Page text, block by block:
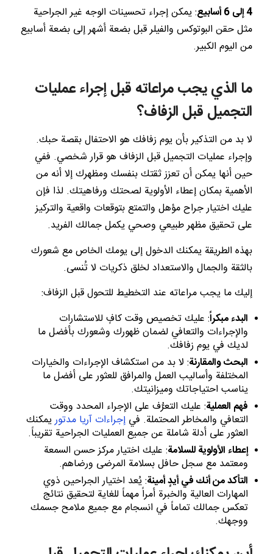
4 إلى 6 أسابيع
: يمكن إجراء تحسينات الوجه غير الجراحية
مثل حقن البوتوكس والفيلر قبل بضعة أشهر إلى بضعة أسابيع
من اليوم الكبير.
ما الذي يجب مراعاته قبل إجراء عمليات
التجميل قبل الزفاف؟
لا بد من التذكير بأن يوم زفافك هو الاحتفال بقصة حبك.
وإجراء عمليات التجميل قبل الزفاف هو قرار شخصي. ففي
حين أنها يمكن أن تعزز ثقتك بنفسك ومظهرك إلا أنه من
الأهمية بمكان إعطاء الأولوية لصحتك ورفاهيتك. لذا فإن
عليك اختيار جراح مؤهل والتمتع بتوقعات واقعية والتركيز
على تحقيق مظهر طبيعي وصحي يكمل جمالك الفريد.
بهذه الطريقة يمكنك الدخول إلى يومك الخاص مع شعورك
بالثقة والجمال والاستعداد لخلق ذكريات لا تُنسى.
إليك ما يجب مراعاته عند التخطيط للتحول قبل الزفاف:
البدء مبكراً: عليك تخصيص وقت كافٍ للاستشارات
والإجراءات والتعافي لضمان ظهورك وشعورك بأفضل ما
لديك في يوم زفافك.
البحث والمقارنة: لا بد من استكشاف الإجراءات والخيارات
المختلفة وأساليب العمل والمرافق للعثور على أفضل ما
يناسب احتياجاتك وميزانيتك.
فهم العملية: عليك التعرُّف على الإجراء المحدد ووقت
التعافي والمخاطر المحتملة. في إجراءات آريا مدتوريمكنك
العثور على أدلة شاملة عن جميع العمليات الجراحية تقريباً.
إعطاء الأولوية للسلامة: عليك اختيار مركز حسن السمعة
ومعتمد مع سجل حافل بسلامة المرضى ورضاهم.
التأكد من أنك في أيدٍ أمينة: ​​يُعد اختيار الجراحين ذوي
المهارات العالية والخبرة أمراً مهماً للغاية لتحقيق نتائج
تعكس جمالك تماماً في انسجام مع جميع ملامح جسمك
ووجهك.